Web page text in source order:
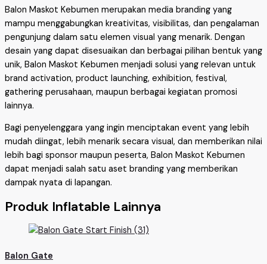
Balon Maskot Kebumen merupakan media branding yang
mampu menggabungkan kreativitas, visibilitas, dan pengalaman
pengunjung dalam satu elemen visual yang menarik. Dengan
desain yang dapat disesuaikan dan berbagai pilihan bentuk yang
unik, Balon Maskot Kebumen menjadi solusi yang relevan untuk
brand activation, product launching, exhibition, festival,
gathering perusahaan, maupun berbagai kegiatan promosi
lainnya.
Bagi penyelenggara yang ingin menciptakan event yang lebih
mudah diingat, lebih menarik secara visual, dan memberikan nilai
lebih bagi sponsor maupun peserta, Balon Maskot Kebumen
dapat menjadi salah satu aset branding yang memberikan
dampak nyata di lapangan.
Produk Inflatable Lainnya
Balon Gate